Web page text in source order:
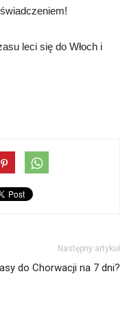
leci się do Włoch i
Następny artykuł
do Chorwacji na 7 dni?